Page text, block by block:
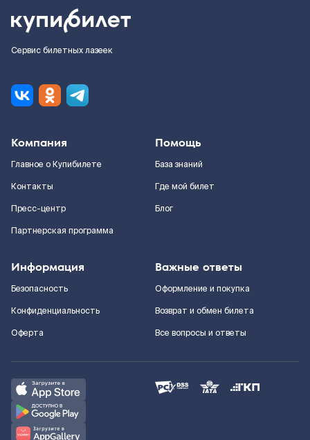
Сервис билетных лазеек
Компания
Главное о Купибилете
Контакты
Пресс-центр
Партнерская программа
Помощь
База знаний
Где мой билет
Блог
Информация
Безопасность
Конфиденциальность
Оферта
Важные ответы
Оформление и покупка
Возврат и обмен билета
Все вопросы и ответы